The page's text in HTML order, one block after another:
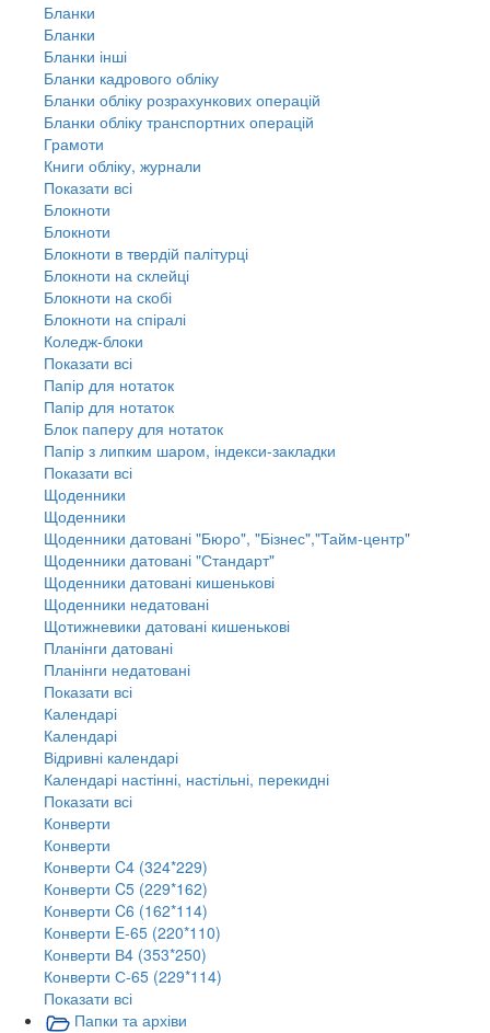
Бланки
Бланки
Бланки інші
Бланки кадрового обліку
Бланки обліку розрахункових операцій
Бланки обліку транспортних операцій
Грамоти
Книги обліку, журнали
Показати всі
Блокноти
Блокноти
Блокноти в твердій палітурці
Блокноти на склейці
Блокноти на скобі
Блокноти на спіралі
Коледж-блоки
Показати всі
Папір для нотаток
Папір для нотаток
Блок паперу для нотаток
Папір з липким шаром, індекси-закладки
Показати всі
Щоденники
Щоденники
Щоденники датовані "Бюро", "Бізнес","Тайм-центр"
Щоденники датовані "Стандарт"
Щоденники датовані кишенькові
Щоденники недатовані
Щотижневики датовані кишенькові
Планінги датовані
Планінги недатовані
Показати всі
Календарі
Календарі
Відривні календарі
Календарі настінні, настільні, перекидні
Показати всі
Конверти
Конверти
Конверти C4 (324*229)
Конверти C5 (229*162)
Конверти C6 (162*114)
Конверти E-65 (220*110)
Конверти В4 (353*250)
Конверти С-65 (229*114)
Показати всі
Папки та архіви